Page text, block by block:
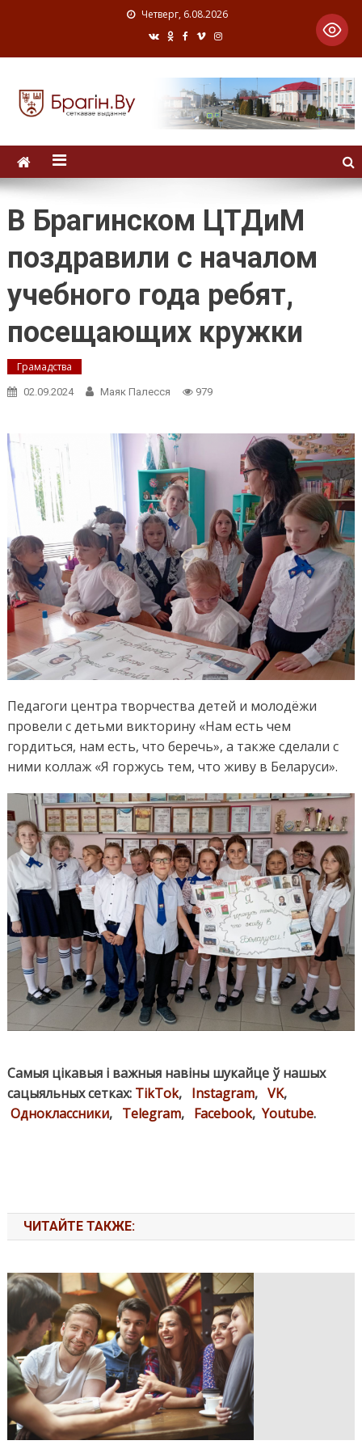
Четверг, 6.08.2026
В Брагинском ЦТДиМ
поздравили с началом
учебного года ребят,
посещающих кружки
Грамадства
02.09.2024 Маяк Палесся 979
Педагоги центра творчества детей и молодёжи
провели с детьми викторину «Нам есть чем
гордиться, нам есть, что беречь», а также сделали с
ними коллаж «Я горжусь тем, что живу в Беларуси».
Самыя цікавыя і важныя навіны шукайце ў нашых
сацыяльных сетках: TikTok, Instagram, VK,
Одноклассники, Telegram, Facebook, Youtube.
ЧИТАЙТЕ ТАКЖЕ: